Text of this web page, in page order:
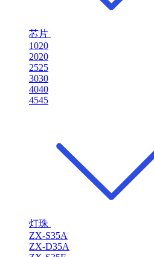
芯片
1020
2020
2525
3030
4040
4545
灯珠
ZX-S35A
ZX-D35A